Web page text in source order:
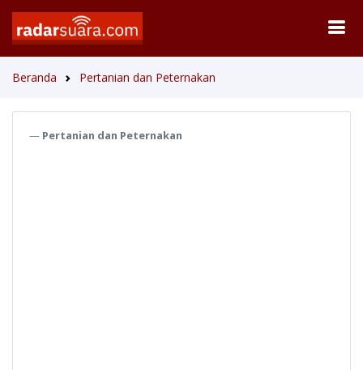
Beranda Pertanian dan Peternakan
Pertanian dan Peternakan